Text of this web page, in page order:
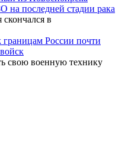
на последней стадии рака
в
России почти
свою военную технику